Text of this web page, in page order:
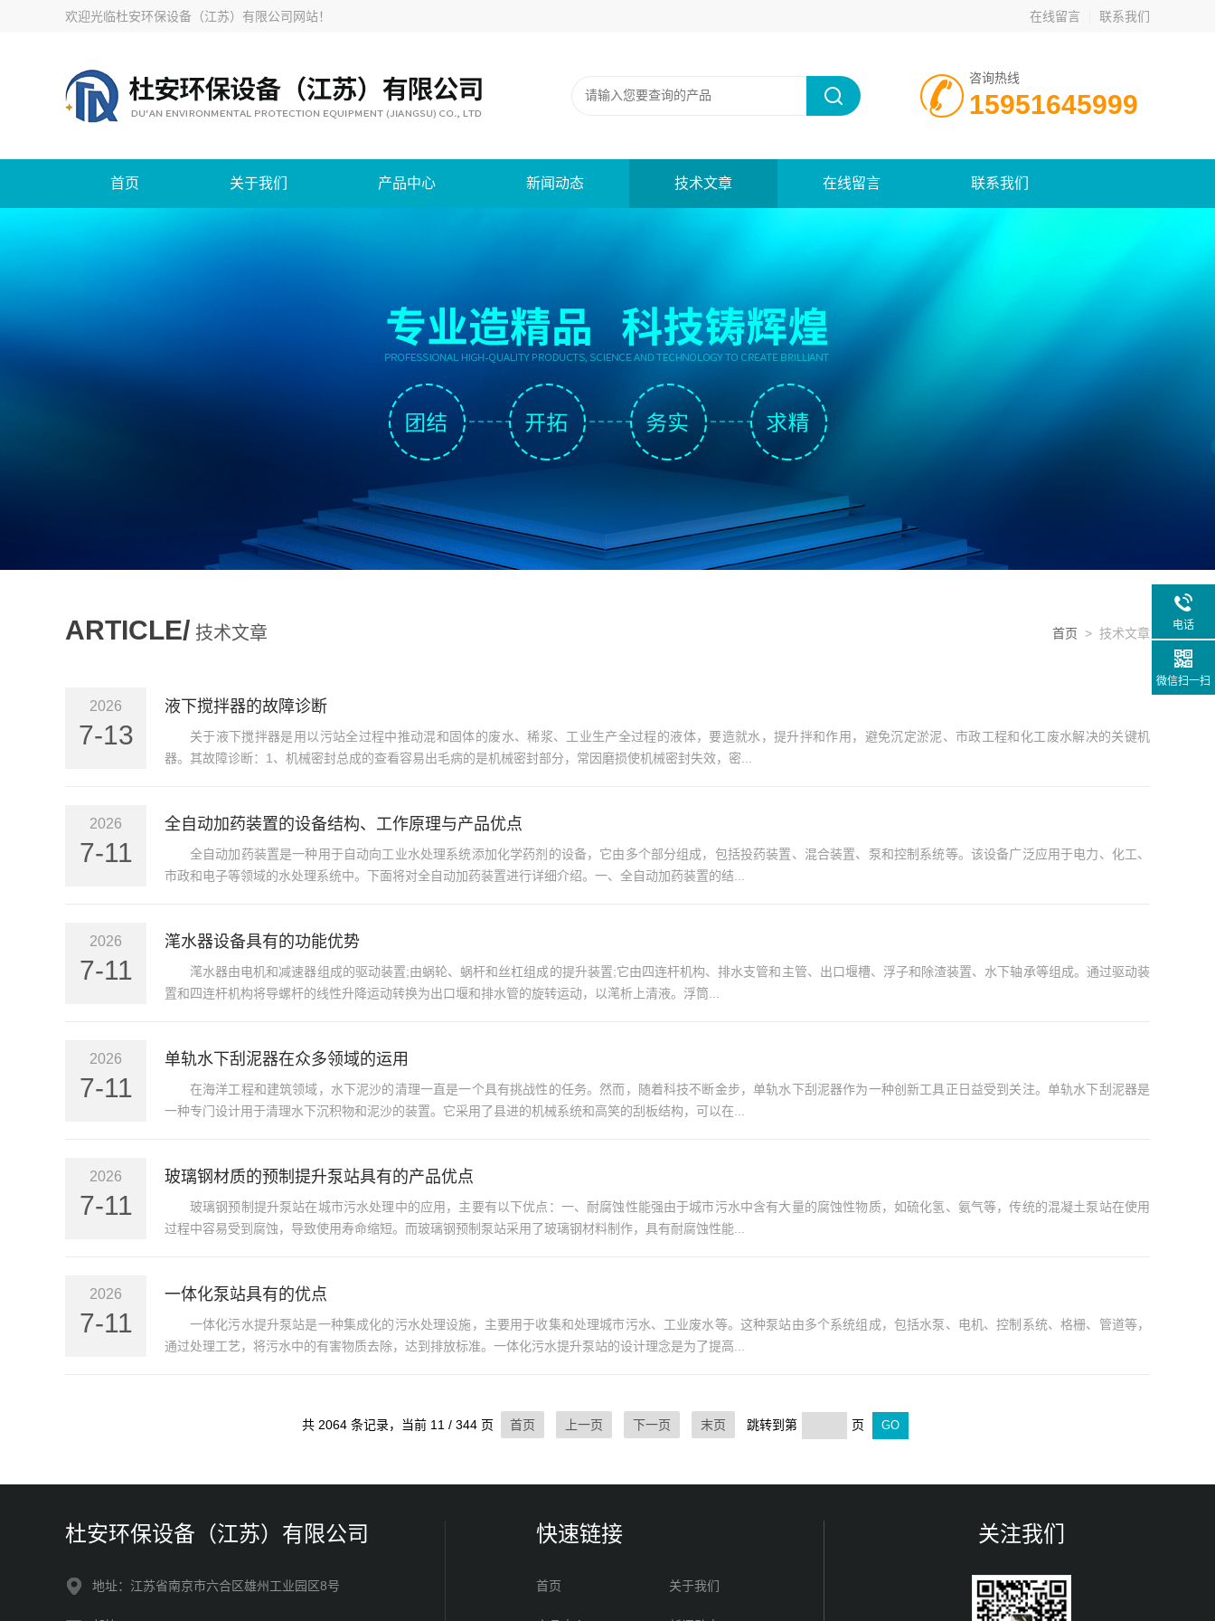
欢迎光临杜安环保设备（江苏）有限公司网站！ 在线留言 联系我们
咨询热线
15951645999
首页 关于我们 产品中心 新闻动态 技术文章 在线留言 联系我们
ARTICLE/ 技术文章 首页 > 技术文章
2026
7-13
液下搅拌器的故障诊断
关于液下搅拌器是用以污站全过程中推动混和固体的废水、稀浆、工业生产全过程的液体，要造就水，提升拌和作用，避免沉定淤泥、市政工程和化工废水解决的关键机
器。其故障诊断：1、机械密封总成的查看容易出毛病的是机械密封部分，常因磨损使机械密封失效，密...
2026
7-11
全自动加药装置的设备结构、工作原理与产品优点
全自动加药装置是一种用于自动向工业水处理系统添加化学药剂的设备，它由多个部分组成，包括投药装置、混合装置、泵和控制系统等。该设备广泛应用于电力、化工、
市政和电子等领域的水处理系统中。下面将对全自动加药装置进行详细介绍。一、全自动加药装置的结...
2026
7-11
滗水器设备具有的功能优势
滗水器由电机和减速器组成的驱动装置;由蜗轮、蜗杆和丝杠组成的提升装置;它由四连杆机构、排水支管和主管、出口堰槽、浮子和除渣装置、水下轴承等组成。通过驱动装
置和四连杆机构将导螺杆的线性升降运动转换为出口堰和排水管的旋转运动，以滗析上清液。浮筒...
2026
7-11
单轨水下刮泥器在众多领域的运用
在海洋工程和建筑领域，水下泥沙的清理一直是一个具有挑战性的任务。然而，随着科技不断金步，单轨水下刮泥器作为一种创新工具正日益受到关注。单轨水下刮泥器是
一种专门设计用于清理水下沉积物和泥沙的装置。它采用了县进的机械系统和高笑的刮板结构，可以在...
2026
7-11
玻璃钢材质的预制提升泵站具有的产品优点
玻璃钢预制提升泵站在城市污水处理中的应用，主要有以下优点：一、耐腐蚀性能强由于城市污水中含有大量的腐蚀性物质，如硫化氢、氨气等，传统的混凝土泵站在使用
过程中容易受到腐蚀，导致使用寿命缩短。而玻璃钢预制泵站采用了玻璃钢材料制作，具有耐腐蚀性能...
2026
7-11
一体化泵站具有的优点
一体化污水提升泵站是一种集成化的污水处理设施，主要用于收集和处理城市污水、工业废水等。这种泵站由多个系统组成，包括水泵、电机、控制系统、格栅、管道等，
通过处理工艺，将污水中的有害物质去除，达到排放标准。一体化污水提升泵站的设计理念是为了提高...
共 2064 条记录，当前 11 / 344 页 首页 上一页 下一页 末页 跳转到第 页
杜安环保设备（江苏）有限公司
地址：江苏省南京市六合区雄州工业园区8号
快速链接
首页 关于我们
关注我们
电话
微信扫一扫